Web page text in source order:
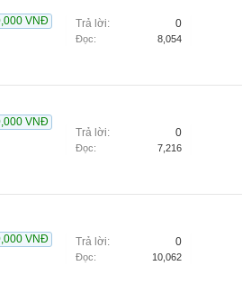
VNĐ Trả lời: 0
Đọc: 8,054
VNĐ
Trả lời: 0
Đọc: 7,216
VNĐ Trả lời: 0
Đọc: 10,062